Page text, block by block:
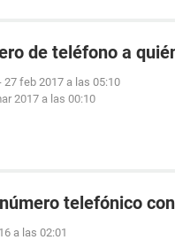
de teléfono a
27 feb 2017 a las 05:10
2017 a las 00:10
telefónico
a las 02:01